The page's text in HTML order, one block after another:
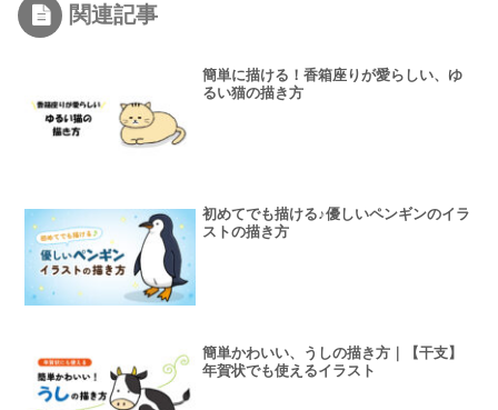
関連記事
簡単に描ける！香箱座りが愛らしい、ゆ
るい猫の描き方
初めてでも描ける♪優しいペンギンのイラ
ストの描き方
簡単かわいい、うしの描き方｜【干支】
年賀状でも使えるイラスト